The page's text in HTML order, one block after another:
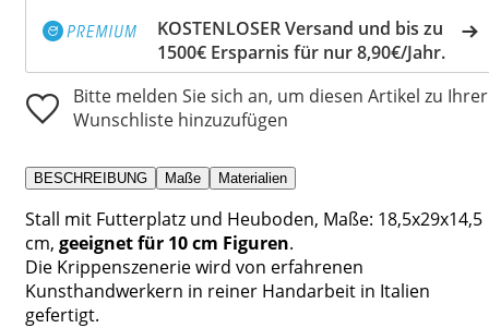
KOSTENLOSER Versand und bis zu
1500€ Ersparnis für nur 8,90€/Jahr.
Bitte melden Sie sich an, um diesen Artikel zu Ihrer
Wunschliste hinzuzufügen
BESCHREIBUNG Maße Materialien
Stall mit Futterplatz und Heuboden, Maße: 18,5x29x14,5
cm, geeignet für 10 cm Figuren.
Die Krippenszenerie wird von erfahrenen
Kunsthandwerkern in reiner Handarbeit in Italien
gefertigt.